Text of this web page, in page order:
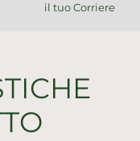
il tuo Corriere